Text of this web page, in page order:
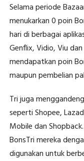
Selama periode
menukarkan 0 poin
hari di berbagai
Genflix, Vidio, Viu
mendapatkan poin
maupun pembelian
Tri juga
seperti Shopee,
Mobile dan
BonsTri mereka
digunakan untuk